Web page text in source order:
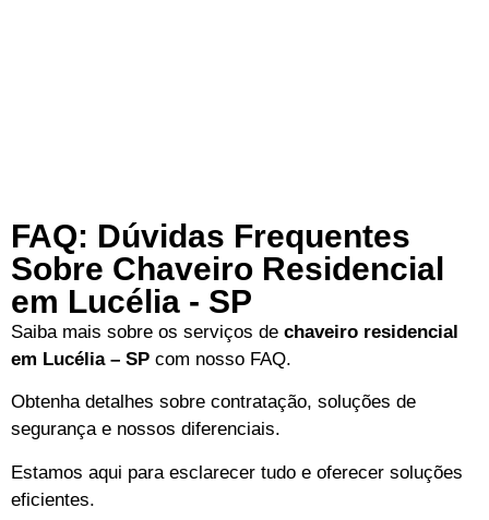
FAQ: Dúvidas Frequentes
Sobre Chaveiro Residencial
em Lucélia - SP
Saiba mais sobre os serviços de chaveiro residencial
em Lucélia – SP com nosso FAQ.
Obtenha detalhes sobre contratação, soluções de
segurança e nossos diferenciais.
Estamos aqui para esclarecer tudo e oferecer soluções
eficientes.